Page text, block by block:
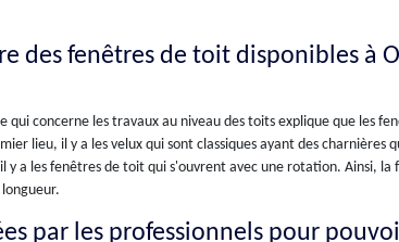
des fenêtres de toit disponibles à
qui concerne les travaux au niveau des toits explique que les
lieu, il y a les velux qui sont classiques ayant des charnières
y a les fenêtres de toit qui s'ouvrent avec une rotation. Ainsi,
par les professionnels pour